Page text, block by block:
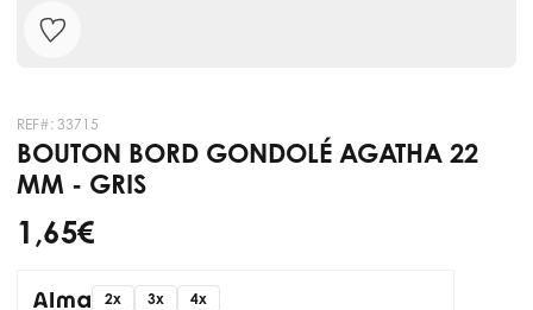
REF#: 33715
BOUTON BORD GONDOLÉ AGATHA 22
MM - GRIS
1,65 €
2x 3x
4x